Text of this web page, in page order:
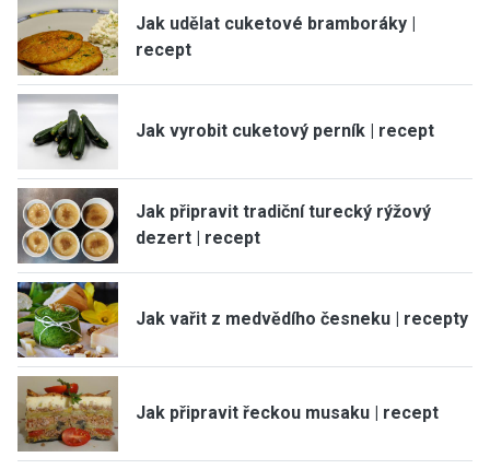
Jak udělat cuketové bramboráky |
recept
Jak vyrobit cuketový perník | recept
Jak připravit tradiční turecký rýžový
dezert | recept
Jak vařit z medvědího česneku | recepty
Jak připravit řeckou musaku | recept